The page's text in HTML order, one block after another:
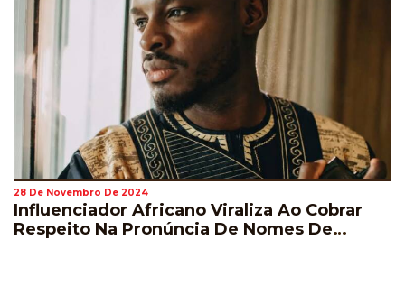
28 De Novembro De 2024
Influenciador Africano Viraliza Ao Cobrar
Respeito Na Pronúncia De Nomes De